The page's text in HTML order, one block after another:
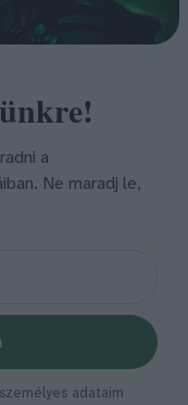
a
Ne maradj le,
adataim